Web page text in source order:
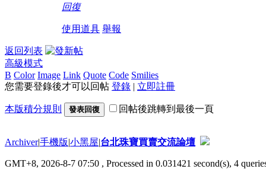
回復
使用道具 舉報
返回列表
高級模式
B Color Image Link Quote Code Smilies
您需要登錄後才可以回帖 登錄 | 立即註冊
本版積分規則 發表回復 回帖後跳轉到最後一頁
Archiver|手機版|小黑屋|台北珠寶買賣交流論壇
GMT+8, 2026-8-7 07:50 , Processed in 0.031421 second(s), 4